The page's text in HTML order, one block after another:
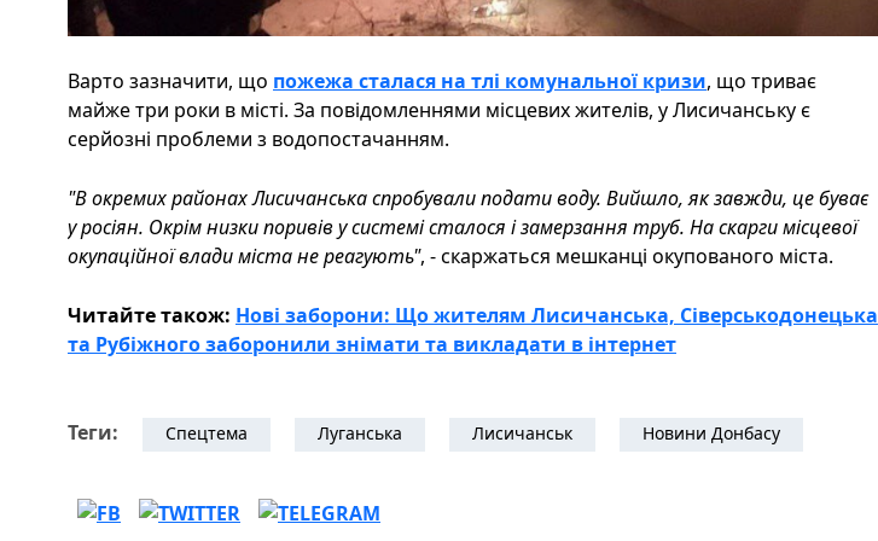
Варто зазначити, що пожежа сталася на тлі комунальної кризи, що триває
майже три роки в місті. За повідомленнями місцевих жителів, у Лисичанську є
серйозні проблеми з водопостачанням.
"В окремих районах Лисичанська спробували подати воду. Вийшло, як завжди, це буває
у росіян. Окрім низки поривів у системі сталося і замерзання труб. На скарги місцевої
окупаційної влади міста не реагують", - скаржаться мешканці окупованого міста.
Читайте також: Нові заборони: Що жителям Лисичанська, Сіверськодонецька
та Рубіжного заборонили знімати та викладати в інтернет
Теги: Спецтема Луганська Лисичанськ Новини Донбасу